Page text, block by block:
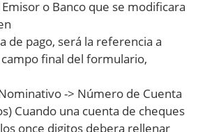
o Banco que se modificara
de pago, será la referencia a
final del formulario,
-> Número de Cuenta
Cuando una cuenta de cheques
once digitos debera rellenar